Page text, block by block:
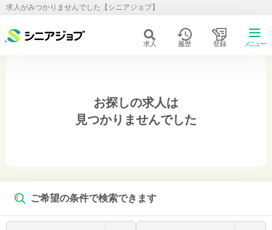
求人がみつかりませんでした【シニアジョブ】
求人 履歴 登録 メニュー
お探しの求人は
見つかりませんでした
ご希望の条件で検索できます